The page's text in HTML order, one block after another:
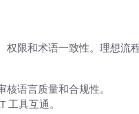
限和术语一致性。理想流
语言质量和合规性。
具互通。